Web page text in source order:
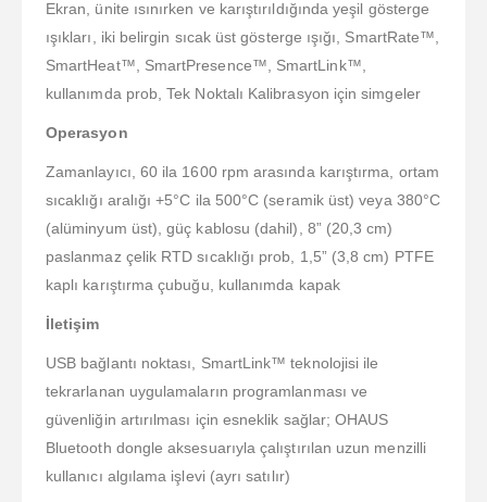
Ekran, ünite ısınırken ve karıştırıldığında yeşil gösterge
ışıkları, iki belirgin sıcak üst gösterge ışığı, SmartRate™,
SmartHeat™, SmartPresence™, SmartLink™,
kullanımda prob, Tek Noktalı Kalibrasyon için simgeler
Operasyon
Zamanlayıcı, 60 ila 1600 rpm arasında karıştırma, ortam
sıcaklığı aralığı +5°C ila 500°C (seramik üst) veya 380°C
(alüminyum üst), güç kablosu (dahil), 8” (20,3 cm)
paslanmaz çelik RTD sıcaklığı prob, 1,5” (3,8 cm) PTFE
kaplı karıştırma çubuğu, kullanımda kapak
İletişim
USB bağlantı noktası, SmartLink™ teknolojisi ile
tekrarlanan uygulamaların programlanması ve
güvenliğin artırılması için esneklik sağlar; OHAUS
Bluetooth dongle aksesuarıyla çalıştırılan uzun menzilli
kullanıcı algılama işlevi (ayrı satılır)